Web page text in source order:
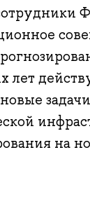
лет
на